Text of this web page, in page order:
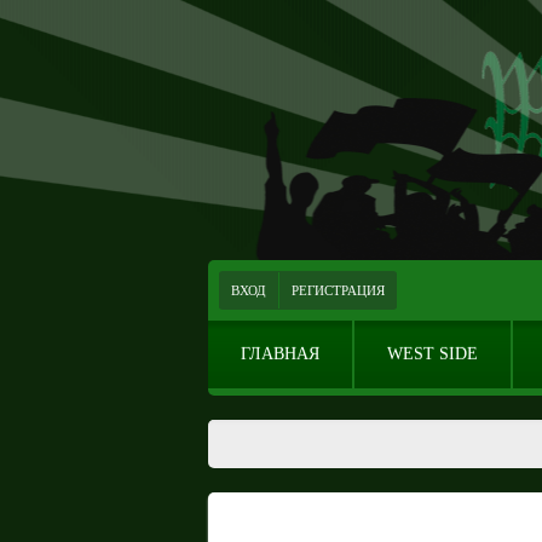
ВХОД РЕГИСТРАЦИЯ
ГЛАВНАЯ WEST SIDE